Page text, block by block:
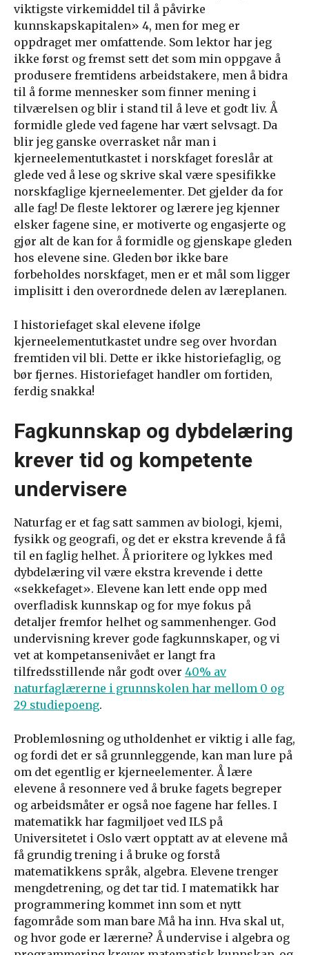
viktigste virkemiddel til å påvirke
kunnskapskapitalen» 4, men for meg er
oppdraget mer omfattende. Som lektor har jeg
ikke først og fremst sett det som min oppgave å
produsere fremtidens arbeidstakere, men å bidra
til å forme mennesker som finner mening i
tilværelsen og blir i stand til å leve et godt liv. Å
formidle glede ved fagene har vært selvsagt. Da
blir jeg ganske overrasket når man i
kjerneelementutkastet i norskfaget foreslår at
glede ved å lese og skrive skal være spesifikke
norskfaglige kjerneelementer. Det gjelder da for
alle fag! De fleste lektorer og lærere jeg kjenner
elsker fagene sine, er motiverte og engasjerte og
gjør alt de kan for å formidle og gjenskape gleden
hos elevene sine. Gleden bør ikke bare
forbeholdes norskfaget, men er et mål som ligger
implisitt i den overordnede delen av læreplanen.
I historiefaget skal elevene ifølge
kjerneelementutkastet undre seg over hvordan
fremtiden vil bli. Dette er ikke historiefaglig, og
bør fjernes. Historiefaget handler om fortiden,
ferdig snakka!
Fagkunnskap og dybdelæring
krever tid og kompetente
undervisere
Naturfag er et fag satt sammen av biologi, kjemi,
fysikk og geografi, og det er ekstra krevende å få
til en faglig helhet. Å prioritere og lykkes med
dybdelæring vil være ekstra krevende i dette
«sekkefaget». Elevene kan lett ende opp med
overfladisk kunnskap og for mye fokus på
detaljer fremfor helhet og sammenhenger. God
undervisning krever gode fagkunnskaper, og vi
vet at kompetansenivået er langt fra
tilfredsstillende når godt over 40% av
naturfaglærerne i grunnskolen har mellom 0 og
29 studiepoeng.
Problemløsning og utholdenhet er viktig i alle fag,
og fordi det er så grunnleggende, kan man lure på
om det egentlig er kjerneelementer. Å lære
elevene å resonnere ved å bruke fagets begreper
og arbeidsmåter er også noe fagene har felles. I
matematikk har fagmiljøet ved ILS på
Universitetet i Oslo vært opptatt av at elevene må
få grundig trening i å bruke og forstå
matematikkens språk, algebra. Elevene trenger
mengdetrening, og det tar tid. I matematikk har
programmering kommet inn som et nytt
fagområde som man bare Må ha inn. Hva skal ut,
og hvor gode er lærerne? Å undervise i algebra og